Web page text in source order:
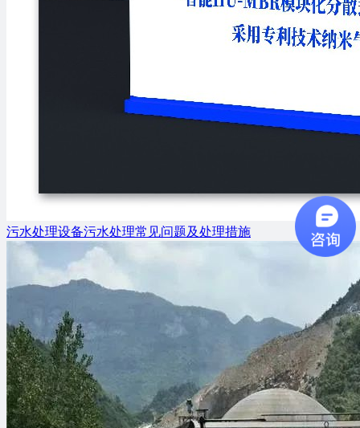
污水处理设备污水处理常见问题及处理措施